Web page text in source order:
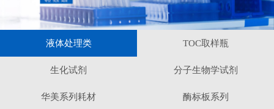
液体处理类 TOC取样瓶
生化试剂 分子生物学试剂
华美系列耗材 酶标板系列